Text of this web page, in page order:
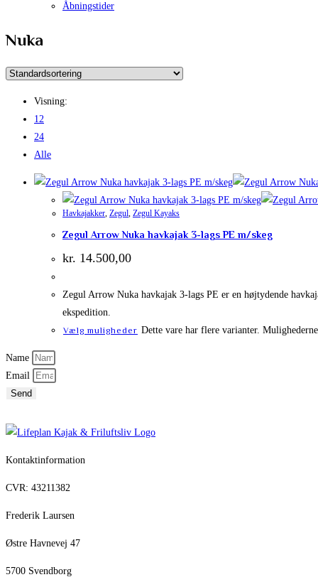
Åbningstider
Nuka
Visning:
12
24
Alle
Havkajakker, Zegul, Zegul Kayaks
Zegul Arrow Nuka havkajak 3-lags PE m/skeg
kr. 14.500,00
Zegul Arrow Nuka havkajak 3-lags PE er en højtydende
ekspedition.
Vælg muligheder Dette vare har flere varianter.
Name
Email
Send
Kontaktinformation
CVR: 43211382
Frederik Laursen
Østre Havnevej 47
5700 Svendborg